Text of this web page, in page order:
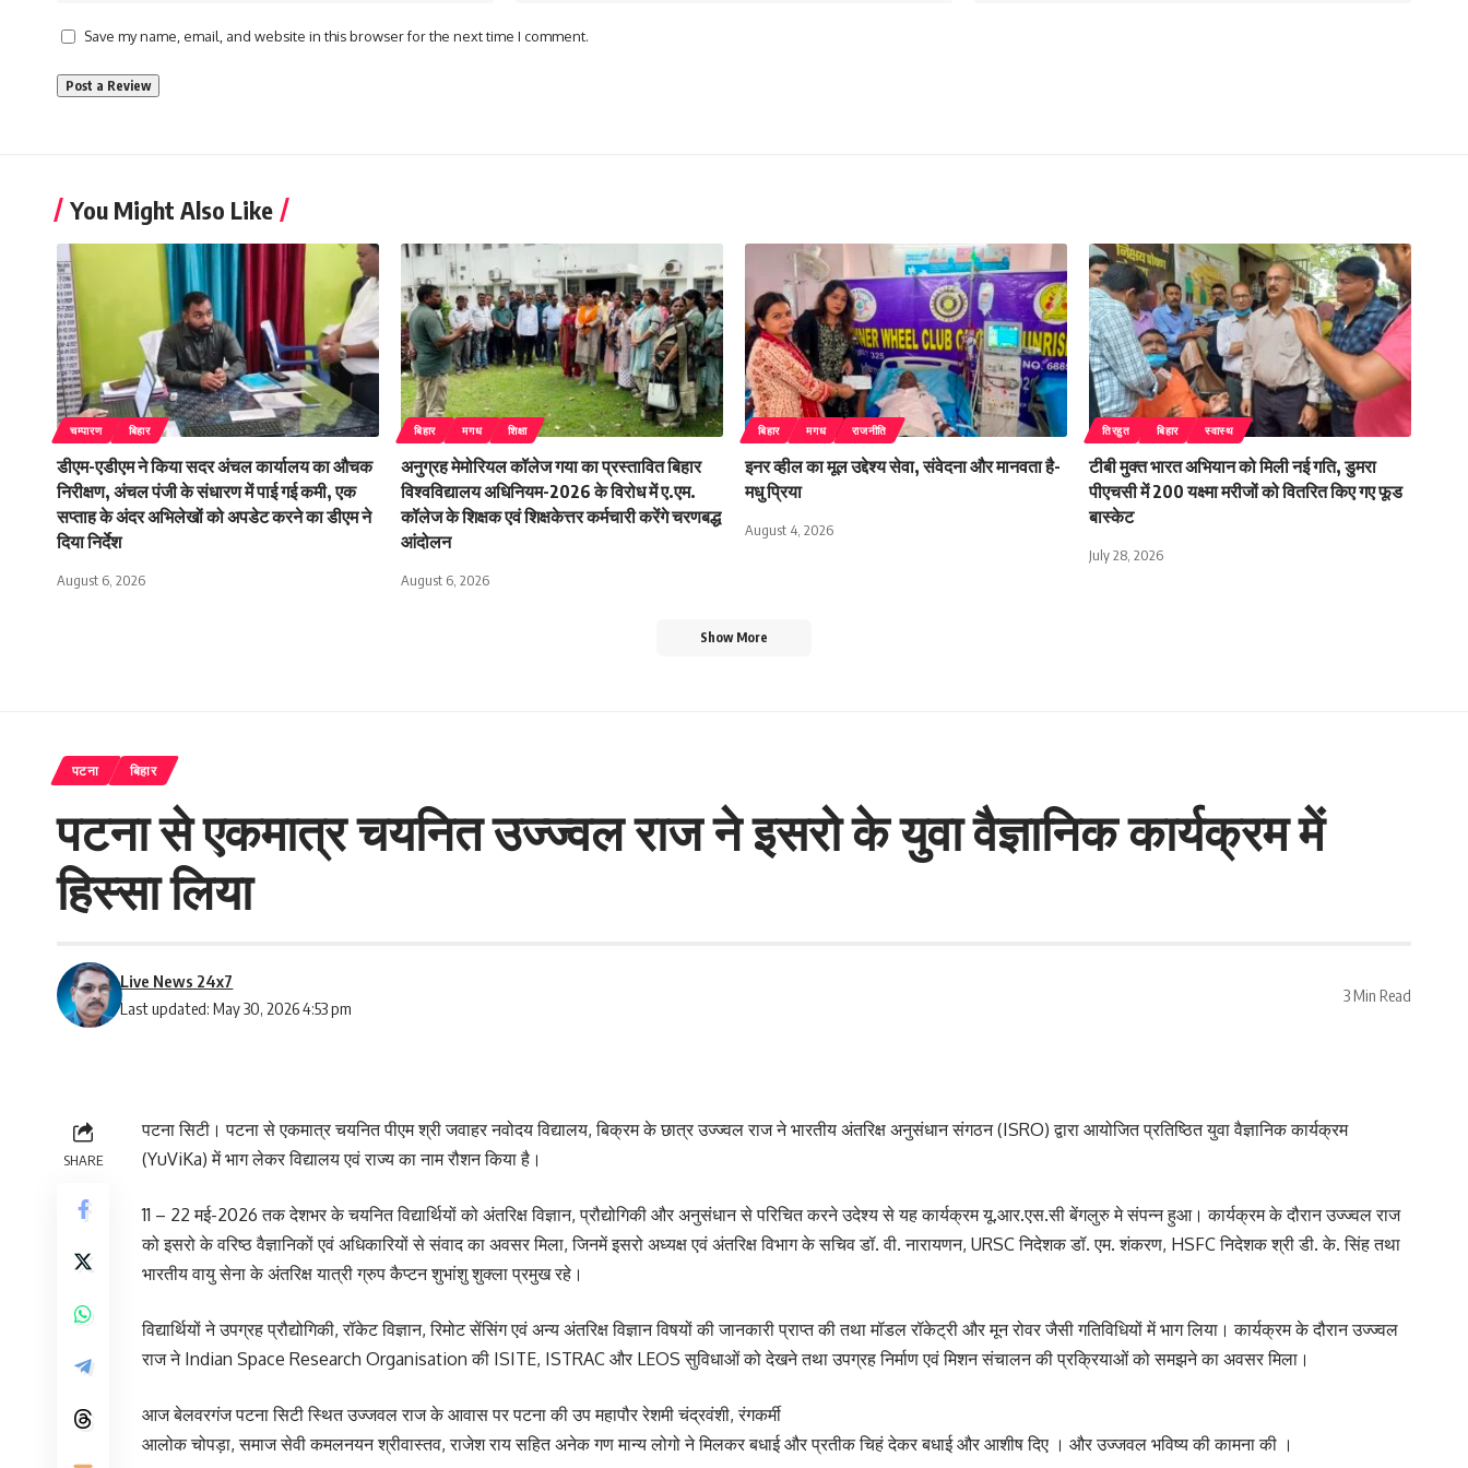
Save my name, email, and website in this browser for the next time I comment.
You Might Also Like
चम्पारण बिहार
डीएम-एडीएम ने किया सदर अंचल कार्यालय का औचक
निरीक्षण, अंचल पंजी के संधारण में पाई गई कमी, एक
सप्ताह के अंदर अभिलेखों को अपडेट करने का डीएम ने
दिया निर्देश
August 6, 2026
बिहार मगध शिक्षा
अनुग्रह मेमोरियल कॉलेज गया का प्रस्तावित बिहार
विश्वविद्यालय अधिनियम-2026 के विरोध में ए.एम.
कॉलेज के शिक्षक एवं शिक्षकेत्तर कर्मचारी करेंगे चरणबद्ध
आंदोलन
August 6, 2026
बिहार मगध राजनीति
इनर व्हील का मूल उद्देश्य सेवा, संवेदना और मानवता है-
मधु प्रिया
August 4, 2026
तिरहुत बिहार स्वास्थ
टीबी मुक्त भारत अभियान को मिली नई गति, डुमरा
पीएचसी में 200 यक्ष्मा मरीजों को वितरित किए गए फूड
बास्केट
July 28, 2026
Show More
पटना बिहार
पटना से एकमात्र चयनित उज्ज्वल राज ने इसरो के युवा वैज्ञानिक कार्यक्रम में
हिस्सा लिया
Last updated: May 30, 2026 4:53 pm
Live News 24x7
3 Min Read
SHARE
पटना सिटी। पटना से एकमात्र चयनित पीएम श्री जवाहर नवोदय विद्यालय, बिक्रम के छात्र उज्ज्वल राज ने भारतीय अंतरिक्ष अनुसंधान संगठन (ISRO) द्वारा आयोजित प्रतिष्ठित युवा वैज्ञानिक कार्यक्रम
(YuViKa) में भाग लेकर विद्यालय एवं राज्य का नाम रौशन किया है।
11 – 22 मई-2026 तक देशभर के चयनित विद्यार्थियों को अंतरिक्ष विज्ञान, प्रौद्योगिकी और अनुसंधान से परिचित करने उदेश्य से यह कार्यक्रम यू.आर.एस.सी बेंगलुरु मे संपन्न हुआ। कार्यक्रम के दौरान उज्ज्वल राज
को इसरो के वरिष्ठ वैज्ञानिकों एवं अधिकारियों से संवाद का अवसर मिला, जिनमें इसरो अध्यक्ष एवं अंतरिक्ष विभाग के सचिव डॉ. वी. नारायणन, URSC निदेशक डॉ. एम. शंकरण, HSFC निदेशक श्री डी. के. सिंह तथा
भारतीय वायु सेना के अंतरिक्ष यात्री ग्रुप कैप्टन शुभांशु शुक्ला प्रमुख रहे।
विद्यार्थियों ने उपग्रह प्रौद्योगिकी, रॉकेट विज्ञान, रिमोट सेंसिंग एवं अन्य अंतरिक्ष विज्ञान विषयों की जानकारी प्राप्त की तथा मॉडल रॉकेट्री और मून रोवर जैसी गतिविधियों में भाग लिया। कार्यक्रम के दौरान उज्ज्वल
राज ने Indian Space Research Organisation की ISITE, ISTRAC और LEOS सुविधाओं को देखने तथा उपग्रह निर्माण एवं मिशन संचालन की प्रक्रियाओं को समझने का अवसर मिला।
आज बेलवरगंज पटना सिटी स्थित उज्जवल राज के आवास पर पटना की उप महापौर रेशमी चंद्रवंशी, रंगकर्मी
आलोक चोपड़ा, समाज सेवी कमलनयन श्रीवास्तव, राजेश राय सहित अनेक गण मान्य लोगो ने मिलकर बधाई और प्रतीक चिहं देकर बधाई और आशीष दिए । और उज्जवल भविष्य की कामना की ।